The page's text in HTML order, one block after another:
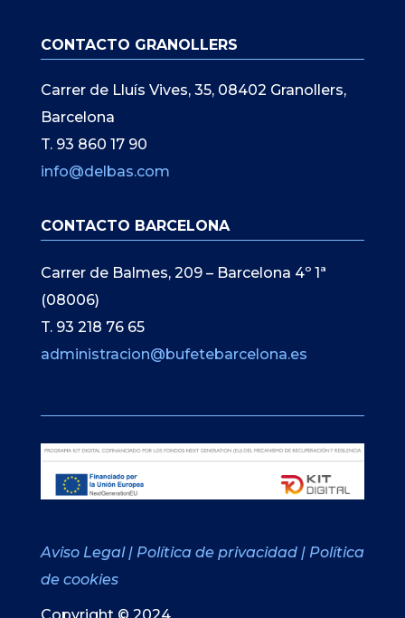
CONTACTO GRANOLLERS
Carrer de Lluís Vives, 35, 08402 Granollers,
Barcelona
T. 93 860 17 90
info@delbas.com
CONTACTO BARCELONA
Carrer de Balmes, 209 – Barcelona 4º 1ª
(08006)
T. 93 218 76 65
administracion@bufetebarcelona.es
Aviso Legal | Política de privacidad | Política
de cookies